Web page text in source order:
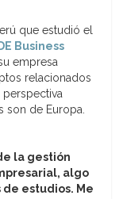
que estudió el
Business
empresa
relacionados
son de Europa.
la gestión
algo
estudios. Me